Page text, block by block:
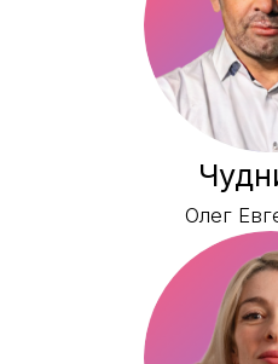
Захарова
Елена Михайловна
Колесникова
Оксана Александровна